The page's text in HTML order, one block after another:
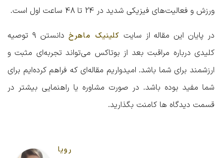
ورزش و فعالیت‌های فیزیکی شدید در 24 تا 48 ساعت اول است.
در پایان این مقاله از سایت کلینیک ماهرخ دانستن
9 توصیه
کلیدی درباره مراقبت بعد از بوتاکس می‌تواند تجربه‌ای مثبت و
ارزشمند برای شما باشد. امیدواریم مقاله‌ای که فراهم کرده‌ایم برای
شما مفید بوده باشد. در صورت مشاوره یا راهنمایی بیشتر در
قسمت دیدگاه ها کامنت بگذارید.
رویا